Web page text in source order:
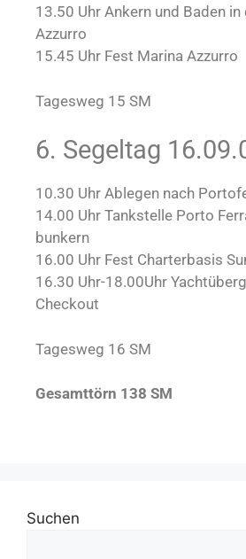
13.50 Uhr Ankern und Baden
Azzurro
15.45 Uhr Fest Marina Azzurro
Tagesweg 15 SM
6. Segeltag
10.30 Uhr Ablegen nach
14.00 Uhr Tankstelle Porto
bunkern
16.00 Uhr Fest Charterbasis
16.30 Uhr-18.00Uhr
Checkout
Tagesweg 16 SM
Gesamttörn 138 SM
Suchen